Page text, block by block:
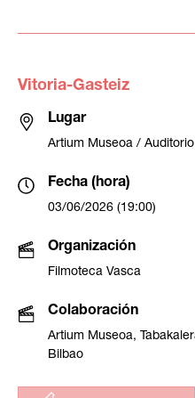
Vitoria-Gasteiz
Lugar
Artium Museoa / Auditorio
Fecha (hora)
03/06/2026 (19:00)
Organización
Filmoteca Vasca
Colaboración
Artium Museoa,
Bilbao